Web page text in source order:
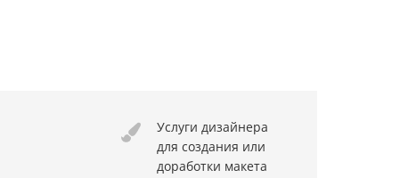
Услуги дизайнера
для создания или
доработки макета